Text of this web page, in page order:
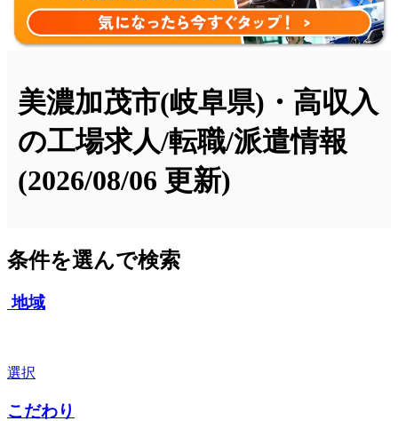
美濃加茂市(岐阜県)・高収入
の工場求人/転職/派遣情報
(2026/08/06 更新)
条件を選んで検索
地域
選択
こだわり